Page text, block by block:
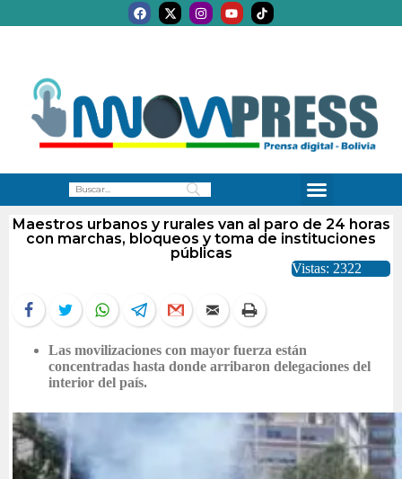
Maestros urbanos y rurales van al paro de 24 horas
con marchas, bloqueos y toma de instituciones
públicas
Vistas: 2322
Las movilizaciones con mayor fuerza están
concentradas hasta donde arribaron delegaciones del
interior del país.